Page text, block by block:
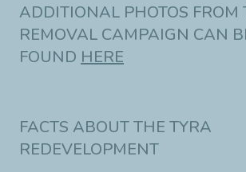
ADDITIONAL PHOTOS FROM
REMOVAL CAMPAIGN CAN
FOUND HERE
FACTS ABOUT THE TYRA
REDEVELOPMENT